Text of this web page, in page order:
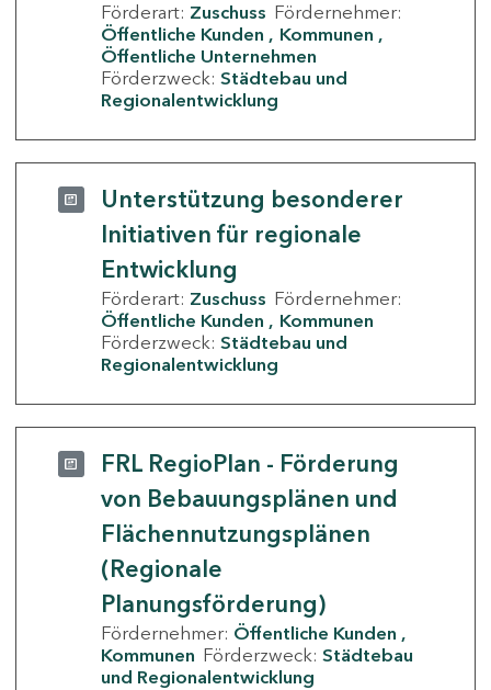
Förderart: Zuschuss Fördernehmer:
Öffentliche Kunden
Kommunen
Öffentliche Unternehmen
Förderzweck: Städtebau und
Regionalentwicklung
Unterstützung besonderer
Initiativen für regionale
Entwicklung
Förderart: Zuschuss Fördernehmer:
Öffentliche Kunden
Kommunen
Förderzweck: Städtebau und
Regionalentwicklung
FRL RegioPlan - Förderung
von Bebauungsplänen und
Flächennutzungsplänen
(Regionale
Planungsförderung)
Fördernehmer: Öffentliche Kunden
Kommunen Förderzweck: Städtebau
und Regionalentwicklung